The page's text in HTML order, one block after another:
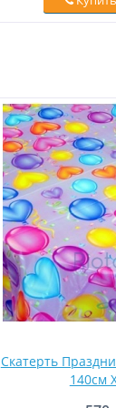
Скатерть
140см